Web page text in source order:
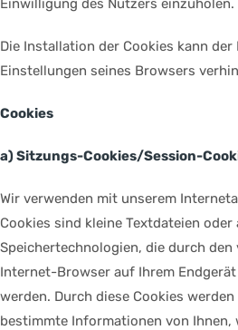
Einwilligung des Nutzers einzuholen.
Die Installation der Cookies kann der
Einstellungen seines Browsers
Cookies
a) Sitzungs-Cookies/Session-
Wir verwenden mit unserem
Cookies sind kleine Textdateien oder
Speichertechnologien, die durch
Internet-Browser auf Ihrem
werden. Durch diese Cookies
bestimmte Informationen von Ihnen,